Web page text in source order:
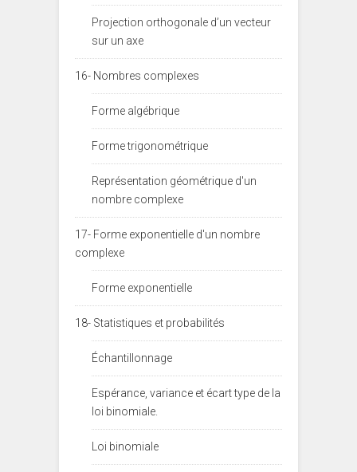
Projection orthogonale d’un vecteur
sur un axe
16- Nombres complexes
Forme algébrique
Forme trigonométrique
Représentation géométrique d'un
nombre complexe
17- Forme exponentielle d'un nombre
complexe
Forme exponentielle
18- Statistiques et probabilités
Échantillonnage
Espérance, variance et écart type de la
loi binomiale.
Loi binomiale